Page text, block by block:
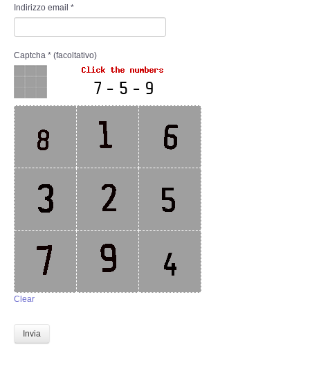
Perizia Ransomware Malware
Perizia Data Breach
INDAGINI DIGITALI
Digital Intelligence OSINT
Indagini su computer
Indagini Smartphone,Tablet
Copia/Acquisizione Forense
Bonifiche Digitali
Forensics Readiness
Indirizzo email *
Captcha * (facoltativo)
Clear
Invia